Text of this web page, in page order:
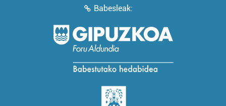
Babesleak: